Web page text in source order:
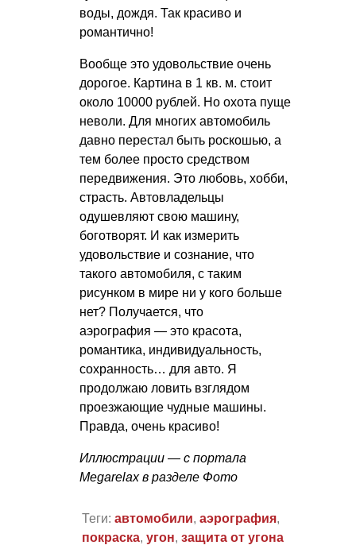
воды, дождя. Так красиво и
романтично!
Вообще это удовольствие очень
дорогое. Картина в 1 кв. м. стоит
около 10000 рублей. Но охота пуще
неволи. Для многих автомобиль
давно перестал быть роскошью, а
тем более просто средством
передвижения. Это любовь, хобби,
страсть. Автовладельцы
одушевляют свою машину,
боготворят. И как измерить
удовольствие и сознание, что
такого автомобиля, с таким
рисунком в мире ни у кого больше
нет? Получается, что
аэрография — это красота,
романтика, индивидуальность,
сохранность… для авто. Я
продолжаю ловить взглядом
проезжающие чудные машины.
Правда, очень красиво!
Иллюстрации — с портала
Megarelax в разделе Фото
Теги: автомобили, аэрография,
покраска, угон, защита от угона